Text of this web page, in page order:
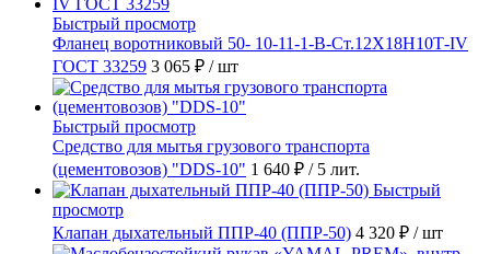
Быстрый просмотр
Фланец воротниковый 50- 10-11-1-B-Ст.12Х18Н10Т-IV
ГОСТ 33259 3 065 ₽ / шт
Быстрый просмотр
Средство для мытья грузового транспорта
(цементовозов) "DDS-10" 1 640 ₽ / 5 лит.
Быстрый
просмотр
Клапан дыхательный ППР-40 (ППР-50) 4 320 ₽ / шт